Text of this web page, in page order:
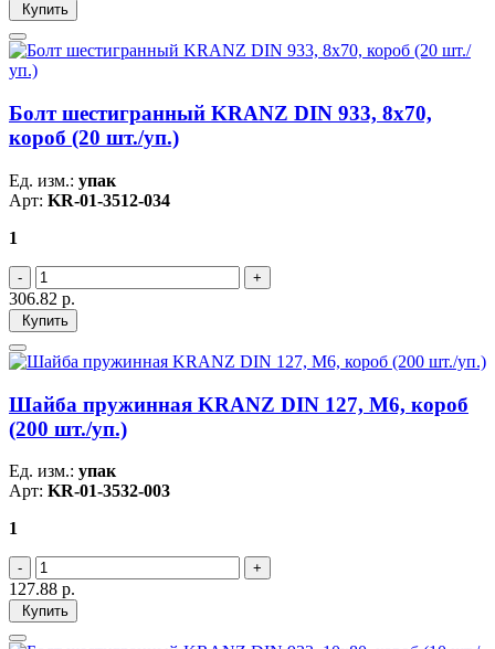
Купить
Болт шестигранный KRANZ DIN 933, 8х70,
короб (20 шт./уп.)
Ед. изм.: упак
Арт: KR-01-3512-034
1
306.82 р.
Купить
Шайба пружинная KRANZ DIN 127, M6, короб
(200 шт./уп.)
Ед. изм.: упак
Арт: KR-01-3532-003
1
127.88 р.
Купить